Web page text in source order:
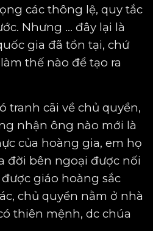
các thông lệ, quy tắc
Nhưng ... đây lại là
gia đã tồn tại, chứ
thế nào để tạo ra
tranh cãi về chủ quyền,
nhận ông nào mới là
của hoàng gia, em họ
đời bên ngoại được nối
giáo hoàng sắc
chủ quyền nằm ở nhà
thiên mệnh, dc chúa